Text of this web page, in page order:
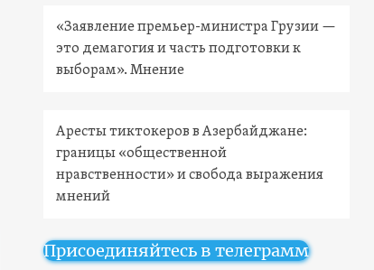
«Заявление премьер-министра Грузии —
это демагогия и часть подготовки к
выборам». Мнение
Аресты тиктокеров в Азербайджане:
границы «общественной
нравственности» и свобода выражения
мнений
Присоединяйтесь в телеграмм